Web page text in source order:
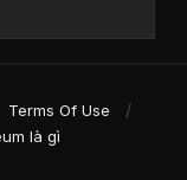
Terms Of Use
là gì